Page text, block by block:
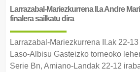
Larrazabal-Mariezkurrena II.a Andre
finalera sailkatu dira
Larrazabal-Mariezkurrena II.ak 22-
Laso-Albisu Gasteizko torneoko
Serie Bn, Amiano-Landak 22-12